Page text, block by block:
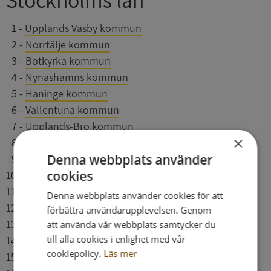
1- Upplands Väsby kommun
2 - Norrtälje kommun
3 - Botkyrka kommun
4- Nynäshamns kommun
5 - Haninge kommun
6 - Vallentuna kommun
7 - Upplands-Bro kommun
8-
9
Värmdö kommun
10
Nykvarns kommun
11
Tyresö kommun
12
Järfälla kommun
13
Sundbybergs kommun
14
Österåkers kommun
15
Södertälje kommun
×
Denna webbplats använder
cookies
Denna webbplats använder cookies för att
förbättra användarupplevelsen. Genom
att använda vår webbplats samtycker du
till alla cookies i enlighet med vår
cookiepolicy. Läs mer